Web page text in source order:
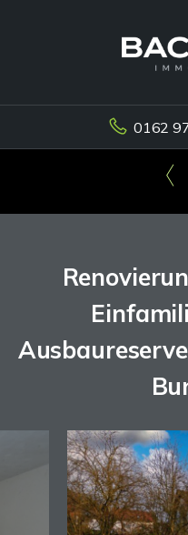
0162